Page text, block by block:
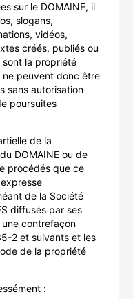
sur le DOMAINE, il
slogans,
vidéos,
créés, publiés ou
sont la propriété
ne peuvent donc être
sans autorisation
poursuites
de la
DOMAINE ou de
procédés que ce
de la Société
diffusés par ses
contrefaçon
2 et suivants et les
de la propriété
: